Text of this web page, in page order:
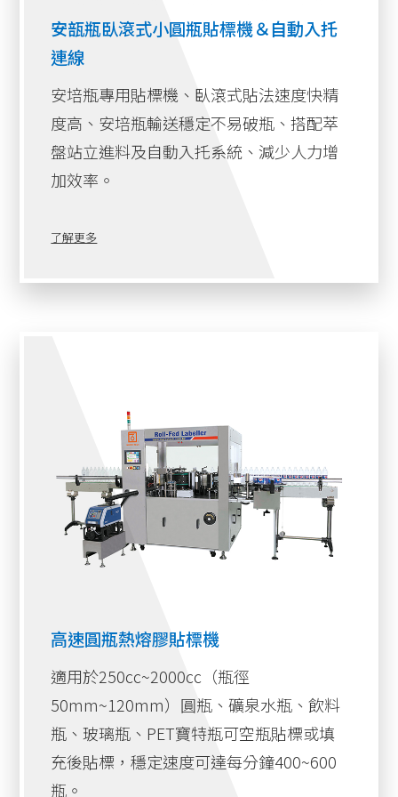
安瓿瓶臥滾式小圓瓶貼標機＆自動入托
連線
安培瓶專用貼標機、臥滾式貼法速度快精
度高、安培瓶輸送穩定不易破瓶、搭配萃
盤站立進料及自動入托系統、減少人力增
加效率。
了解更多
高速圓瓶熱熔膠貼標機
適用於250cc~2000cc（瓶徑
50mm~120mm）圓瓶、礦泉水瓶、飲料
瓶、玻璃瓶、PET寶特瓶可空瓶貼標或填
充後貼標，穩定速度可達每分鐘400~600
瓶。